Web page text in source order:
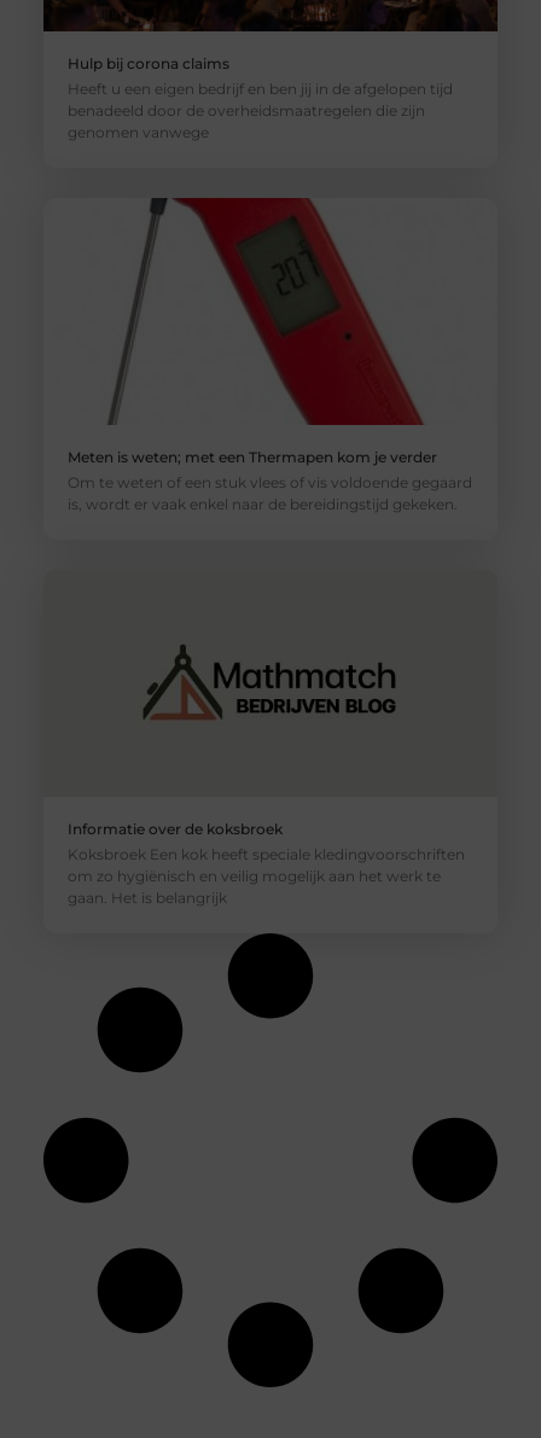
Hulp bij corona claims
Heeft u een eigen bedrijf en ben jij in de afgelopen tijd
benadeeld door de overheidsmaatregelen die zijn
genomen vanwege
Meten is weten; met een Thermapen kom je verder
Om te weten of een stuk vlees of vis voldoende gegaard
is, wordt er vaak enkel naar de bereidingstijd gekeken.
Informatie over de koksbroek
Koksbroek Een kok heeft speciale kledingvoorschriften
om zo hygiënisch en veilig mogelijk aan het werk te
gaan. Het is belangrijk